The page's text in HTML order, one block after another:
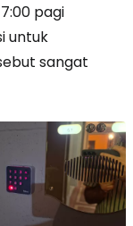
pagi
untuk
sangat